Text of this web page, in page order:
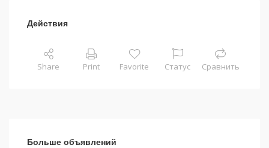
Действия
Share Print Favorite Статус Сравнить
Больше объявлений